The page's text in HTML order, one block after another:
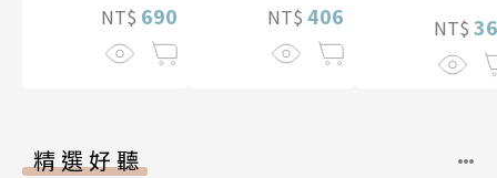
NT$ 690 NT$ 406 NT$
精選好聽